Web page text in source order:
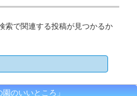
索で関連する投稿が見つかるか
のいいところ」